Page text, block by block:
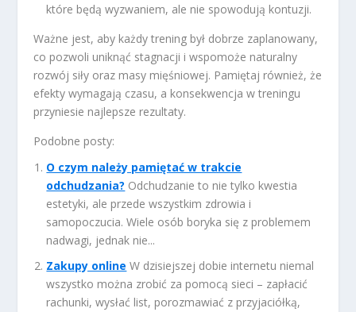
które będą wyzwaniem, ale nie spowodują kontuzji.
Ważne jest, aby każdy trening był dobrze zaplanowany,
co pozwoli uniknąć stagnacji i wspomoże naturalny
rozwój siły oraz masy mięśniowej. Pamiętaj również, że
efekty wymagają czasu, a konsekwencja w treningu
przyniesie najlepsze rezultaty.
Podobne posty:
O czym należy pamiętać w trakcie
odchudzania? Odchudzanie to nie tylko kwestia
estetyki, ale przede wszystkim zdrowia i
samopoczucia. Wiele osób boryka się z problemem
nadwagi, jednak nie...
Zakupy online W dzisiejszej dobie internetu niemal
wszystko można zrobić za pomocą sieci – zapłacić
rachunki, wysłać list, porozmawiać z przyjaciółką,